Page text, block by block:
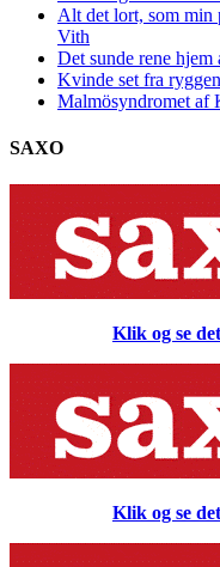
Alt det lort, som
Vith
Det sunde rene hjem
Kvinde set fra
Malmösyndromet af
SAXO
Klik og se
Klik og se